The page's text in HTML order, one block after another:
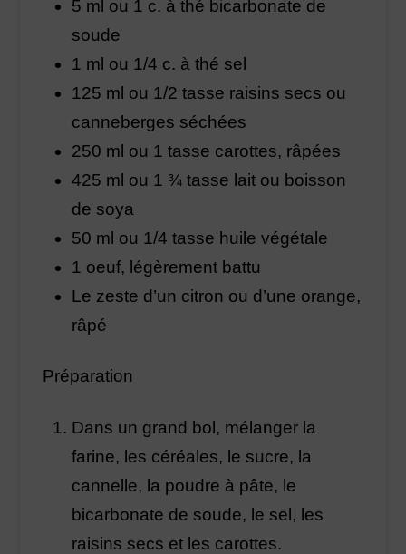
5 ml ou 1 c. à thé bicarbonate de
soude
1 ml ou 1/4 c. à thé sel
125 ml ou 1/2 tasse raisins secs ou
canneberges séchées
250 ml ou 1 tasse carottes, râpées
425 ml ou 1 ¾ tasse lait ou boisson
de soya
50 ml ou 1/4 tasse huile végétale
1 oeuf, légèrement battu
Le zeste d’un citron ou d’une orange,
râpé
Préparation
Dans un grand bol, mélanger la
farine, les céréales, le sucre, la
cannelle, la poudre à pâte, le
bicarbonate de soude, le sel, les
raisins secs et les carottes.